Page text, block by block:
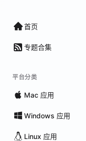
首页
专题合集
平台分类
Mac 应用
Windows 应用
Linux 应用